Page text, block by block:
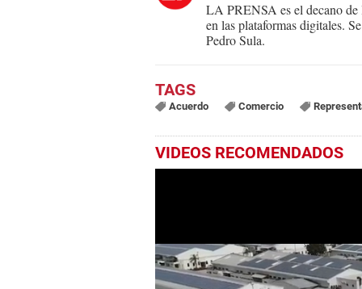
LA PRENSA es el decano de
en las plataformas digitales.
Pedro Sula.
Acuerdo Comercio
VIDEOS RECOMENDADOS